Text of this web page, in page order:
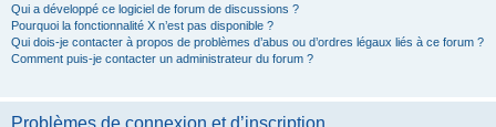
Qui a développé ce logiciel de forum de discussions ?
Pourquoi la fonctionnalité X n’est pas disponible ?
Qui dois-je contacter à propos de problèmes d’abus ou d’ordres légaux liés à ce forum ?
Comment puis-je contacter un administrateur du forum ?
Problèmes de connexion et d’inscription